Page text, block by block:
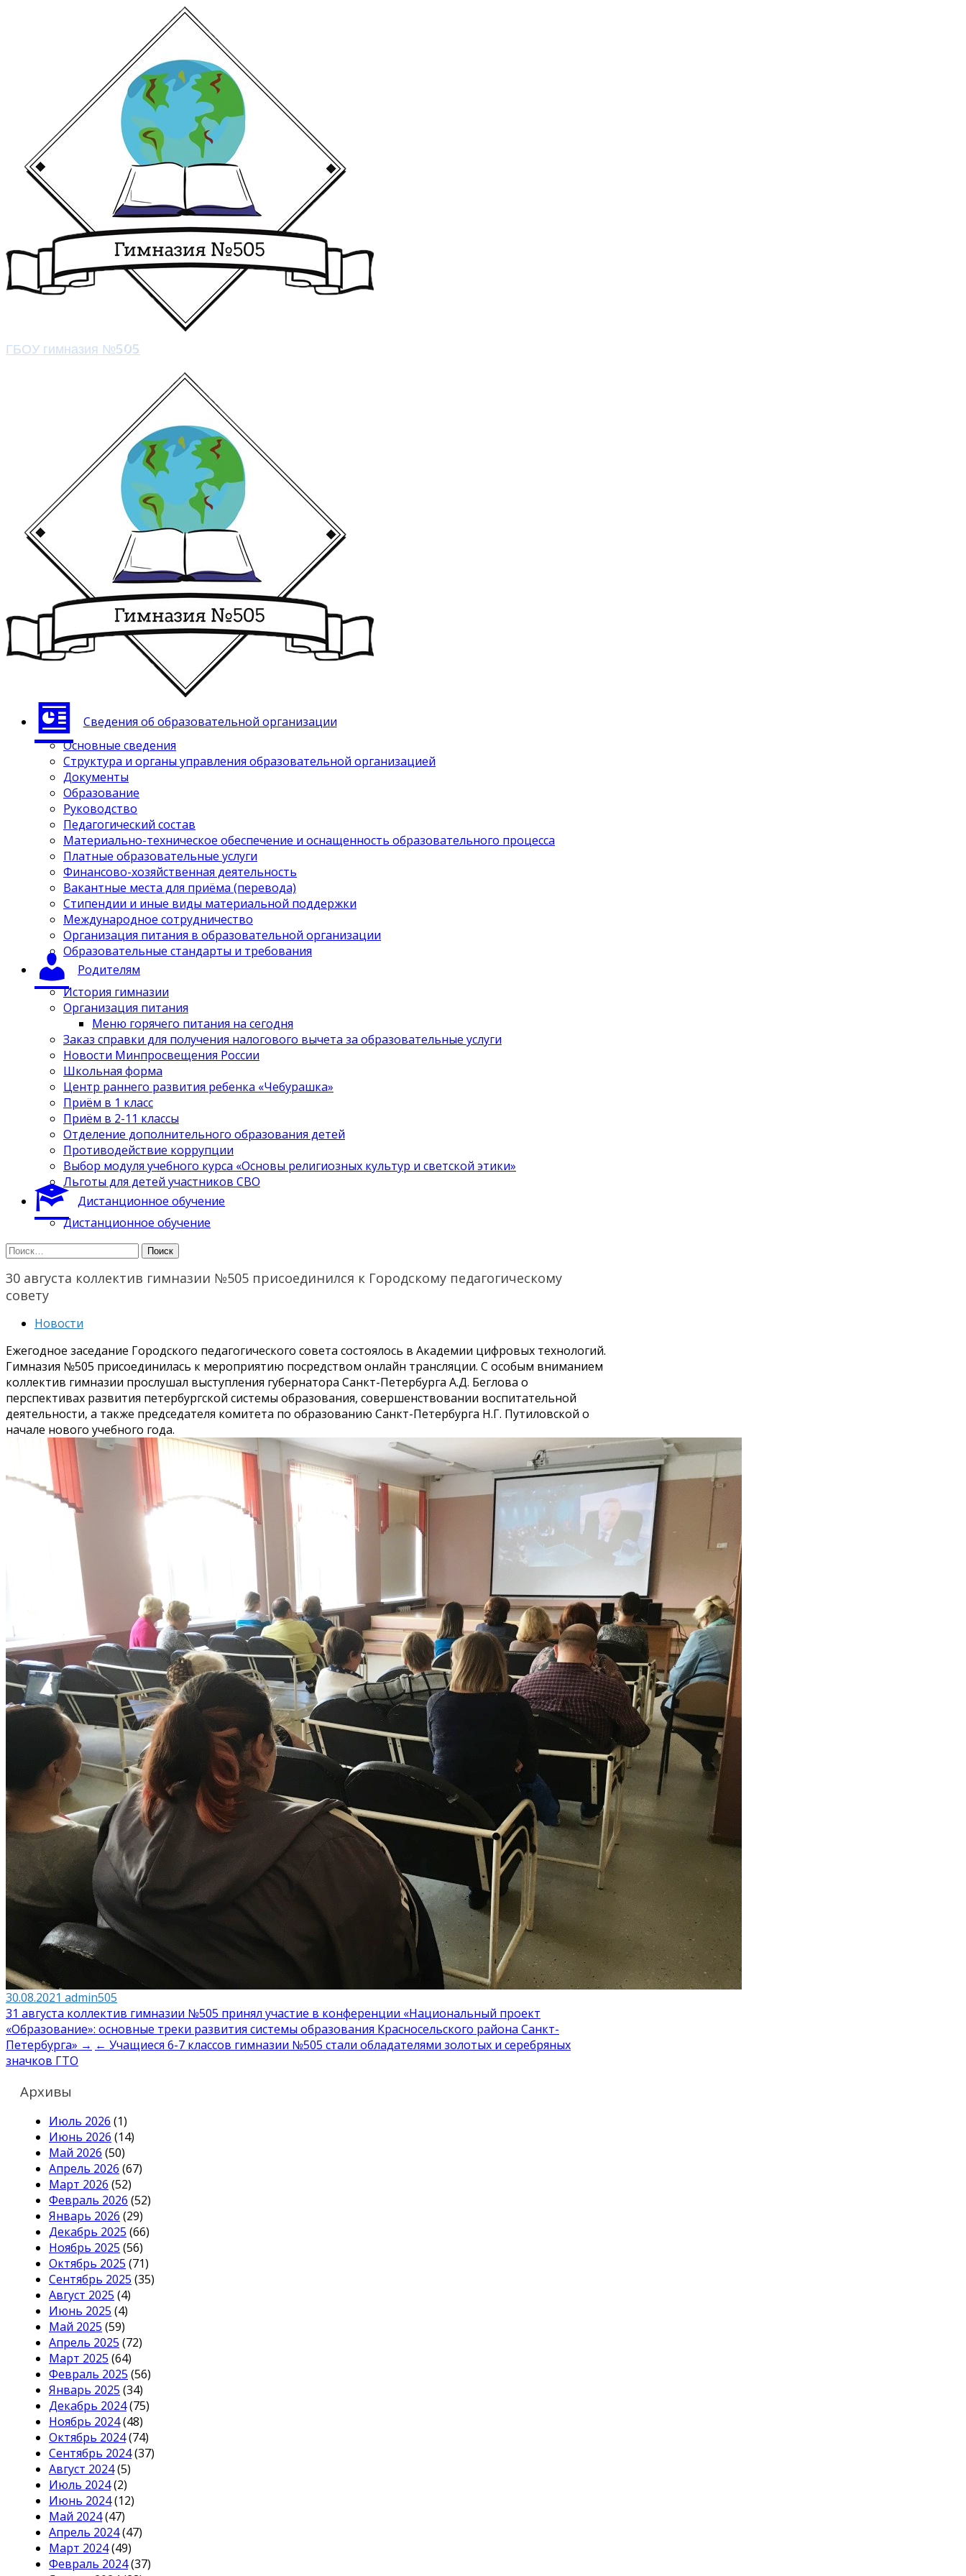
ГБОУ гимназия №505
Сведения об образовательной организации
Основные сведения
Структура и органы управления образовательной организацией
Документы
Образование
Руководство
Педагогический состав
Материально-техническое обеспечение и оснащенность образовательного процесса
Платные образовательные услуги
Финансово-хозяйственная деятельность
Вакантные места для приёма (перевода)
Стипендии и иные виды материальной поддержки
Международное сотрудничество
Организация питания в образовательной организации
Образовательные стандарты и требования
Родителям
История гимназии
Организация питания
Меню горячего питания на сегодня
Заказ справки для получения налогового вычета за образовательные услуги
Новости Минпросвещения России
Школьная форма
Центр раннего развития ребенка «Чебурашка»
Приём в 1 класс
Приём в 2-11 классы
Отделение дополнительного образования детей
Противодействие коррупции
Выбор модуля учебного курса «Основы религиозных культур и светской этики»
Льготы для детей участников СВО
Дистанционное обучение
Дистанционное обучение
Найти:
30 августа коллектив гимназии №505 присоединился к Городскому педагогическому
совету
Новости
Ежегодное заседание Городского педагогического совета состоялось в Академии цифровых технологий.
Гимназия №505 присоединилась к мероприятию посредством онлайн трансляции. С особым вниманием
коллектив гимназии прослушал выступления губернатора Санкт-Петербурга А.Д. Беглова о
перспективах развития петербургской системы образования, совершенствовании воспитательной
деятельности, а также председателя комитета по образованию Санкт-Петербурга Н.Г. Путиловской о
начале нового учебного года.
30.08.2021 admin505
Навигация
по
записям
31 августа коллектив гимназии №505 принял участие в конференции «Национальный проект
«Образование»: основные треки развития системы образования Красносельского района Санкт-
Петербурга» → ← Учащиеся 6-7 классов гимназии №505 стали обладателями золотых и серебряных
значков ГТО
Архивы
Июль 2026 (1)
Июнь 2026 (14)
Май 2026 (50)
Апрель 2026 (67)
Март 2026 (52)
Февраль 2026 (52)
Январь 2026 (29)
Декабрь 2025 (66)
Ноябрь 2025 (56)
Октябрь 2025 (71)
Сентябрь 2025 (35)
Август 2025 (4)
Июнь 2025 (4)
Май 2025 (59)
Апрель 2025 (72)
Март 2025 (64)
Февраль 2025 (56)
Январь 2025 (34)
Декабрь 2024(75)
Ноябрь 2024(48)
Октябрь 2024(74)
Сентябрь 2024(37)
Август 2024(5)
Июль 2024(2)
Июнь 2024(12)
Май 2024(47)
Апрель 2024(47)
Март 2024(49)
Февраль 2024(37)